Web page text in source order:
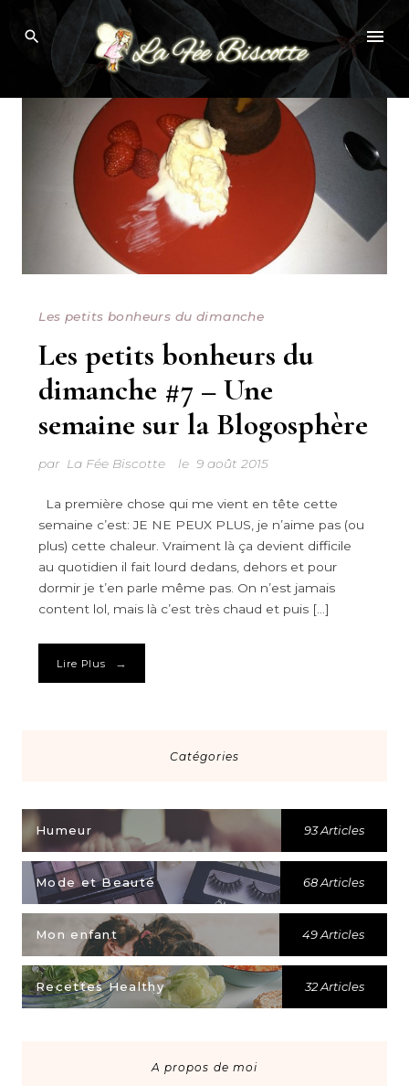
content
Browsing Tag: SEMAINE
Les petits bonheurs du dimanche
Les petits bonheurs du
dimanche #7 – Une
semaine sur la Blogosphère
par La Fée Biscotte le 9 août 2015
La première chose qui me vient en tête cette
semaine c’est: JE NE PEUX PLUS, je n’aime pas (ou
plus) cette chaleur. Vraiment là ça devient difficile
au quotidien il fait lourd dedans, dehors et pour
dormir je t’en parle même pas. On n’est jamais
content lol, mais là c’est très chaud et puis […]
Lire Plus →
Catégories
Humeur 93 Articles
Mode et Beauté 68 Articles
Mon enfant 49 Articles
Recettes Healthy 32 Articles
A propos de moi